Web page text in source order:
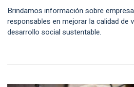
Brindamos información sobre
responsables en mejorar la calidad de
desarrollo social sustentable.